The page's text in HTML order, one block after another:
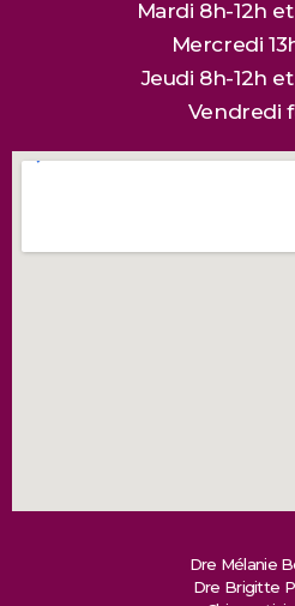
Mardi 8h-12h et
Mercredi
Jeudi 8h-12h et
Vendredi
Dre Mélanie
Dre Brigitte